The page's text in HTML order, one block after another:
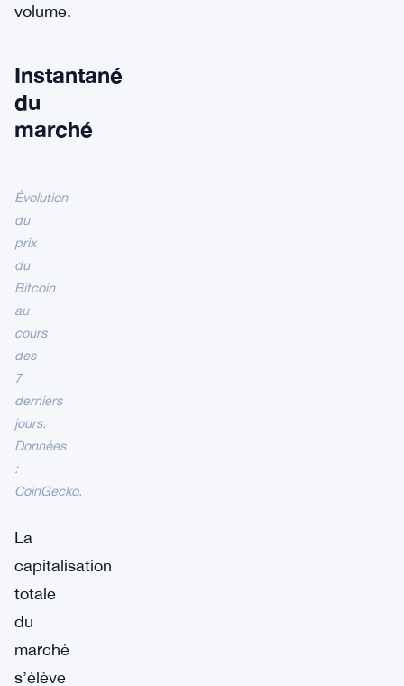
volume.
Instantané
du
marché
Évolution
du
prix
du
Bitcoin
au
cours
des
7
derniers
jours.
Données
:
CoinGecko.
La
capitalisation
totale
du
marché
s’élève